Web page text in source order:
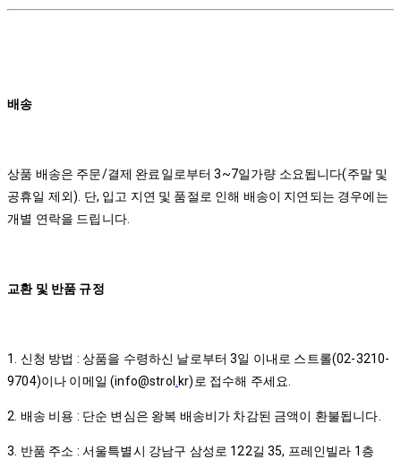
배송
상품 배송은 주문/결제 완료일로부터 3~7일가량 소요됩니다(주말 및
공휴일 제외). 단, 입고 지연 및 품절로 인해 배송이 지연되는 경우에는
개별 연락을 드립니다.
교환 및 반품 규정
1. 신청 방법 : 상품을 수령하신 날로부터 3일 이내로 스트롤(02-3210-
9704)이나 이메일 (info@strol kr)로 접수해 주세요.
2. 배송 비용 : 단순 변심은 왕복 배송비가 차감된 금액이 환불됩니다.
3. 반품 주소 : 서울특별시 강남구 삼성로 122길 35, 프레인빌라 1층